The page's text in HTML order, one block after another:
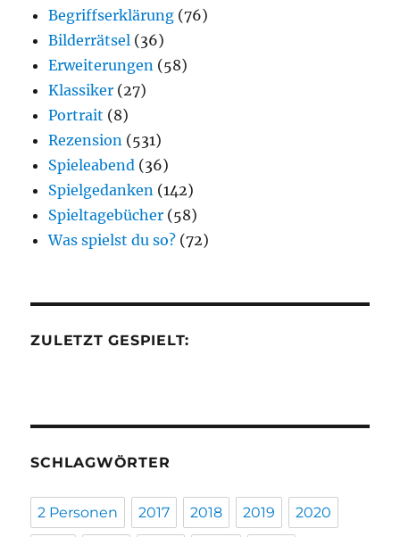
Begriffserklärung (76)
Bilderrätsel (36)
Erweiterungen (58)
Klassiker (27)
Portrait (8)
Rezension (531)
Spieleabend (36)
Spielgedanken (142)
Spieltagebücher (58)
Was spielst du so? (72)
ZULETZT GESPIELT:
SCHLAGWÖRTER
2 Personen 2017 2018 2019 2020